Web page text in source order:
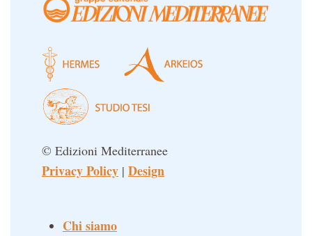
© Edizioni Mediterranee
Privacy Policy | Design
Chi siamo